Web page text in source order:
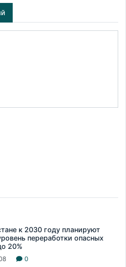
к 2030 году планируют
переработки опасных
20%
0